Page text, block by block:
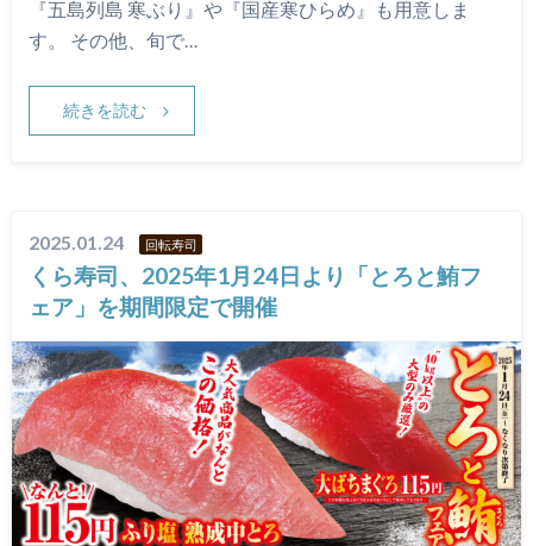
『五島列島 寒ぶり』や『国産寒ひらめ』も用意しま
す。 その他、旬で…
続きを読む
2025.01.24 回転寿司
くら寿司、2025年1月24日より「とろと鮪フ
ェア」を期間限定で開催